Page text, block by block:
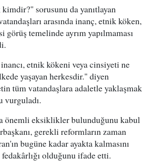
sorusunu da yanıtlayan
arasında inanç, etnik köken,
görüş temelinde ayrım yapılmaması
etnik kökeni veya cinsiyeti ne
yaşayan herkesdir." diyen
tüm vatandaşlara adaletle yaklaşmak
vurguladı.
önemli eksiklikler bulunduğunu kabul
gerekli reformların zaman
bugüne kadar ayakta kalmasını
fedakârlığı olduğunu ifade etti.